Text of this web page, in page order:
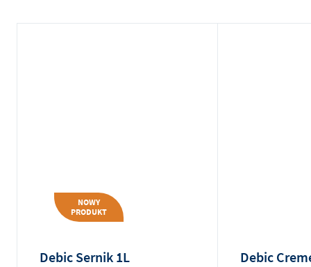
NOWY
PRODUKT
Debic Sernik 1L Debic